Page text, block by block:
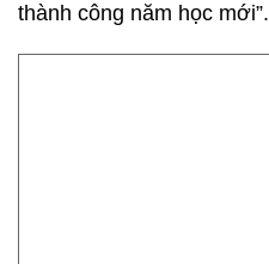
thành công năm học mới”.